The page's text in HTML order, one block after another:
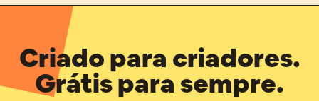
Criado para criadores.
Grátis para sempre.